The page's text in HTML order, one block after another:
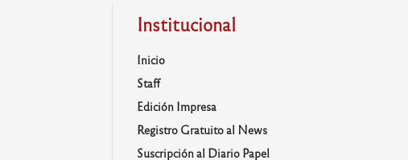
Institucional
Inicio
Staff
Edición Impresa
Registro Gratuito al News
Suscripción al Diario Papel